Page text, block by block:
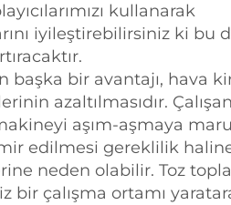
kullanarak
iyileştirebilirsiniz ki bu
başka bir avantajı, hava
azaltılmasıdır.
aşım-aşmaya
edilmesi gereklilik
neden olabilir. Toz
bir çalışma ortamı